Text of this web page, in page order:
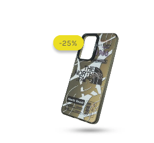
-25%
-25%
precio
original
era:
$ 60.000.